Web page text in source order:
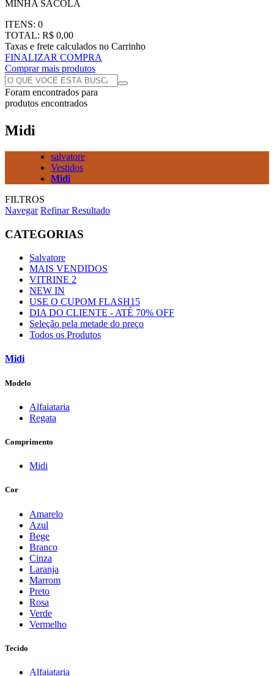
MINHA SACOLA
ITENS: 0
TOTAL: R$ 0,00
Taxas e frete calculados no Carrinho
FINALIZAR COMPRA
Comprar mais produtos
Foram encontrados para
produtos encontrados
Midi
salvatore
Vestidos
Midi
FILTROS
Navegar Refinar Resultado
CATEGORIAS
Salvatore
MAIS VENDIDOS
VITRINE 2
NEW IN
USE O CUPOM FLASH15
DIA DO CLIENTE - ATÉ 70% OFF
Seleção pela metade do preço
Todos os Produtos
Midi
Modelo
Alfaiataria
Regata
Comprimento
Midi
Cor
Amarelo
Azul
Bege
Branco
Cinza
Laranja
Marrom
Preto
Rosa
Verde
Vermelho
Tecido
Alfaiataria